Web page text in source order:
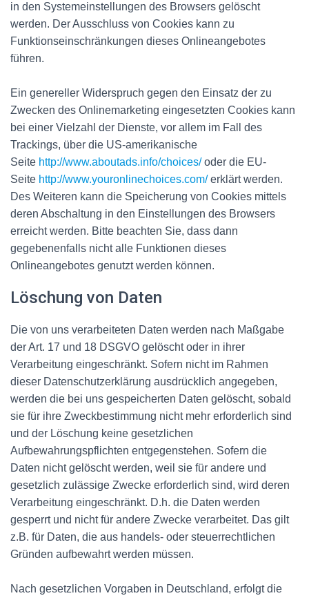
in den Systemeinstellungen des Browsers gelöscht
werden. Der Ausschluss von Cookies kann zu
Funktionseinschränkungen dieses Onlineangebotes
führen.
Ein genereller Widerspruch gegen den Einsatz der zu
Zwecken des Onlinemarketing eingesetzten Cookies kann
bei einer Vielzahl der Dienste, vor allem im Fall des
Trackings, über die US-amerikanische
Seite http://www.aboutads.info/choices/oder die EU-
Seite http://www.youronlinechoices.com/erklärt werden.
Des Weiteren kann die Speicherung von Cookies mittels
deren Abschaltung in den Einstellungen des Browsers
erreicht werden. Bitte beachten Sie, dass dann
gegebenenfalls nicht alle Funktionen dieses
Onlineangebotes genutzt werden können.
Löschung von Daten
Die von uns verarbeiteten Daten werden nach Maßgabe
der Art. 17 und 18 DSGVO gelöscht oder in ihrer
Verarbeitung eingeschränkt. Sofern nicht im Rahmen
dieser Datenschutzerklärung ausdrücklich angegeben,
werden die bei uns gespeicherten Daten gelöscht, sobald
sie für ihre Zweckbestimmung nicht mehr erforderlich sind
und der Löschung keine gesetzlichen
Aufbewahrungspflichten entgegenstehen. Sofern die
Daten nicht gelöscht werden, weil sie für andere und
gesetzlich zulässige Zwecke erforderlich sind, wird deren
Verarbeitung eingeschränkt. D.h. die Daten werden
gesperrt und nicht für andere Zwecke verarbeitet. Das gilt
z.B. für Daten, die aus handels- oder steuerrechtlichen
Gründen aufbewahrt werden müssen.
Nach gesetzlichen Vorgaben in Deutschland, erfolgt die